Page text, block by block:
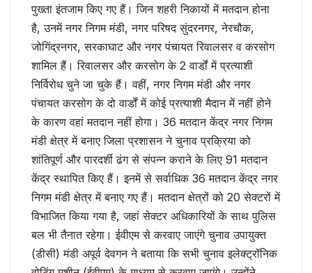
पुख्ता इंतजाम किए गए हैं। जिन शहरी निकायों में मतदान होना
है, उनमें नगर निगम मंडी, नगर परिषद सुंदरनगर, नेरचौक,
जोगिंद्रनगर, सरकाघाट और नगर पंचायत रिवालसर व करसोग
शामिल हैं। रिवालसर और करसोग के 2 वार्डों में प्रत्याशी
निर्विरोध चुने जा चुके हैं। वहीं, नगर निगम मंडी और नगर
पंचायत करसोग के दो वार्डों में कोई प्रत्याशी मैदान में नहीं होने
के कारण वहां मतदान नहीं होगा। 36 मतदान केंद्र नगर निगम
मंडी क्षेत्र में बनाए जिला प्रशासन ने चुनाव प्रक्रिया को
शांतिपूर्ण और पारदर्शी ढंग से संपन्न कराने के लिए 91 मतदान
केंद्र स्थापित किए हैं। इनमें से सर्वाधिक 36 मतदान केंद्र नगर
निगम मंडी क्षेत्र में बनाए गए हैं। मतदान क्षेत्रों को 20 सेक्टरों में
विभाजित किया गया है, जहां सेक्टर अधिकारियों के साथ पुलिस
बल भी तैनात रहेगा। ईवीएम से करवाए जाएंगे चुनाव उपायुक्त
(डीसी) मंडी अपूर्व देवगन ने बताया कि सभी चुनाव इलेक्ट्रॉनिक